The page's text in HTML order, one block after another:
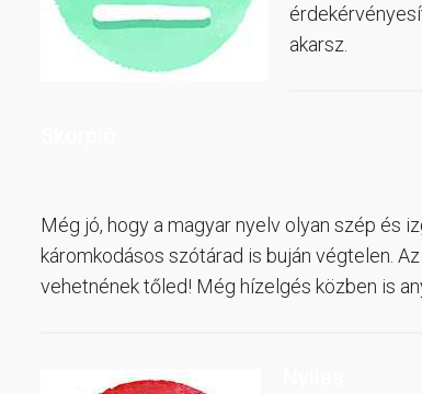
akarsz.
Még jó, hogy a magyar nyelv olyan szép és
káromkodásos szótárad is buján végtelen.
vehetnének tőled! Még hízelgés közben is